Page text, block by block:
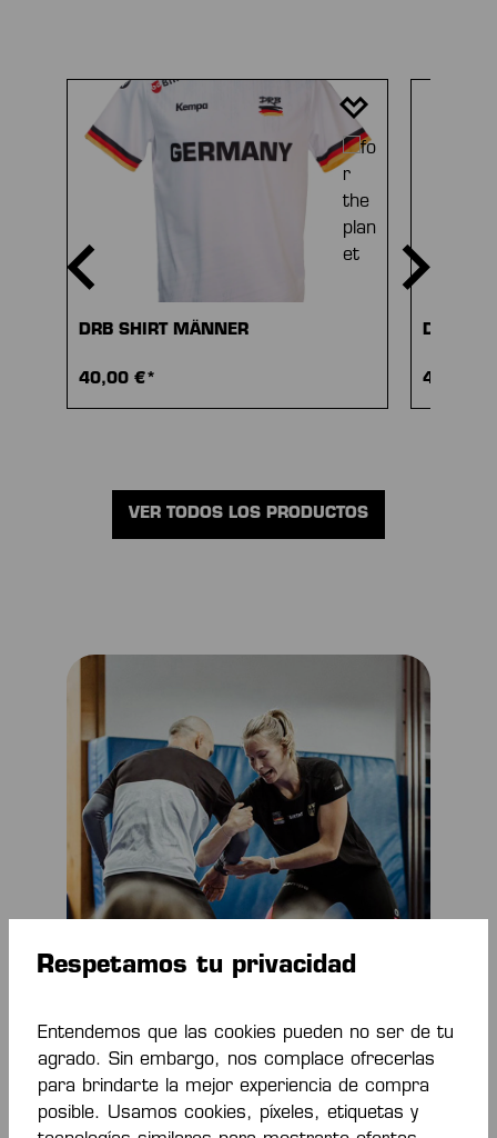
Omitir la galería de productos
DRB SHIRT MÄNNER
40,00 €*
DRB
40,00
VER TODOS LOS PRODUCTOS
Respetamos tu privacidad
Entendemos que las cookies pueden no ser de tu
agrado. Sin embargo, nos complace ofrecerlas
para brindarte la mejor experiencia de compra
posible. Usamos cookies, píxeles, etiquetas y